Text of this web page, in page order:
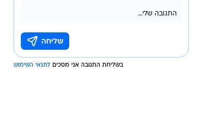
בשליחת התגובה אני מסכים לתנאי השימוש